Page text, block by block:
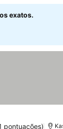
exatos.
pontuações)